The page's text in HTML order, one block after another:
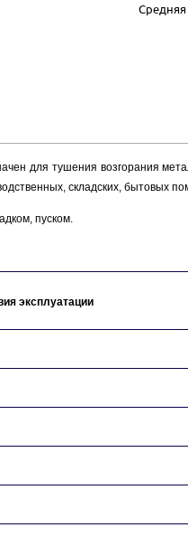
для тушения возгорания
складских, бытовых
пуском.
эксплуатации